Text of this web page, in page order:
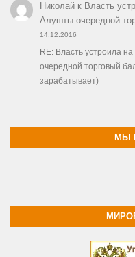
Николайк Власть
Алушты очередной
14.12.2016
RE: Власть устроила
очередной торговый
зарабатывает)
МЫ